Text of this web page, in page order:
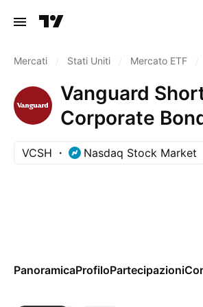
Mercati Stati Uniti Mercato ETF
Vanguard
Corporate
VCSH Nasdaq Stock Market
PanoramicaProfiloPartecipazioni